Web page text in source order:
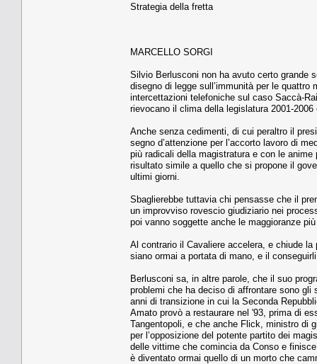
Strategia della fretta
MARCELLO SORGI
Silvio Berlusconi non ha avuto certo grande
disegno di legge sull’immunità per le quattro
intercettazioni telefoniche sul caso Saccà-
rievocano il clima della legislatura 2001-
Anche senza cedimenti, di cui peraltro il
segno d’attenzione per l’accorto lavoro di
più radicali della magistratura e con le
risultato simile a quello che si propone il
ultimi giorni.
Sbaglierebbe tuttavia chi pensasse che il
un improvviso rovescio giudiziario nei
poi vanno soggette anche le maggioranze
Al contrario il Cavaliere accelera, e chiude
siano ormai a portata di mano, e il
Berlusconi sa, in altre parole, che il suo
problemi che ha deciso di affrontare sono
anni di transizione in cui la Seconda
Amato provò a restaurare nel '93, prima di
Tangentopoli, e che anche Flick, ministro di
per l’opposizione del potente partito dei
delle vittime che comincia da Conso e
è diventato ormai quello di un morto che